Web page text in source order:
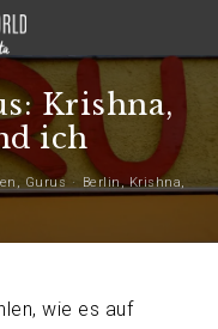
Krishna,
ich
Gurus Berlin,Krishna
wie es auf